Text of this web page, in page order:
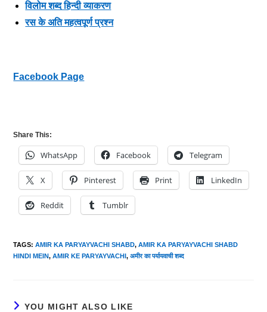
विलोम शब्द हिन्दी व्याकरण
रस के अति महत्वपूर्ण प्रश्न
Facebook Page
Share This:
WhatsApp Facebook Telegram
X Pinterest Print LinkedIn
Reddit Tumblr
TAGS:AMIR KA PARYAYVACHI SHABD, AMIR KA PARYAYVACHI SHABD
HINDI MEIN, AMIR KE PARYAYVACHI, अमीर का पर्यायवाची शब्द
YOU MIGHT ALSO LIKE